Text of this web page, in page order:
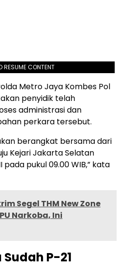
RESUME CONTENT
Metro Jaya Kombes Pol
penyidik telah
administrasi dan
perkara tersebut.
berangkat bersama dari
Kejari Jakarta Selatan
pukul 09.00 WIB,” kata
Segel THM New Zone
Narkoba, Ini
P-21